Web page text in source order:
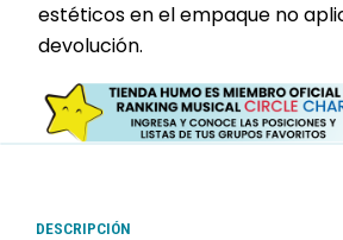
estéticos en el empaque no
devolución.
DESCRIPCIÓN